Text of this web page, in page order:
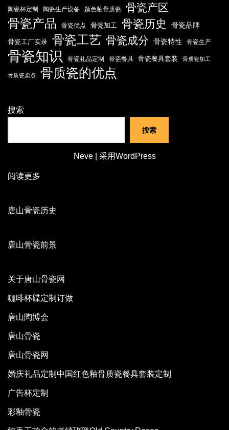
陶瓷杯定制 陶瓷生产设备 颜色釉骨质瓷 骨瓷产区
骨瓷产品 骨瓷优点 骨瓷加工 骨瓷历史 骨瓷品牌
骨瓷工厂实录 骨瓷工艺 骨瓷成分 骨瓷特性 骨瓷生产
骨瓷知识 骨瓷礼品定制 骨瓷餐具 骨瓷餐具套装 骨质瓷加工
骨质瓷卖点 骨质瓷的优点
搜索
搜索
Neve| 采用WordPress
阅读更多
唐山骨瓷历史
唐山骨瓷前景
关于唐山骨瓷网
咖啡杯碟定制订做
唐山陶博会
唐山骨瓷
唐山骨瓷网
婚庆礼品定制中国红色釉骨质瓷餐具套装定制
广告杯定制
彩釉骨瓷